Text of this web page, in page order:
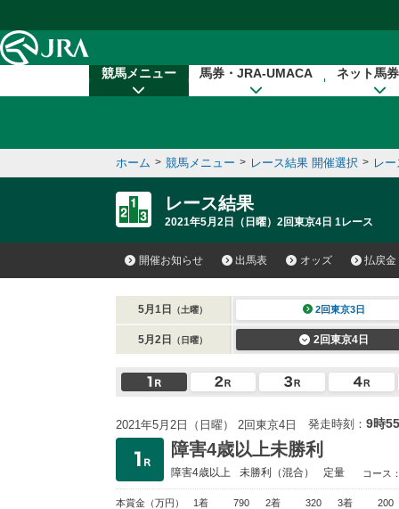
競馬メニュー 馬券・JRA-UMACA ネット馬
ホーム > 競馬メニュー > レース結果 開催選択 > レ
レース結果
2021年5月2日（日曜）2回東京4日 1レース
開催お知らせ 出馬表 オッズ 払戻金
5月1日 （土曜） 2回東京3日
5月2日 （日曜） 2回東京4日
2021年5月2日（日曜） 2回東京4日 発走時刻： 9時
障害4歳以上未勝利
障害4歳以上 未勝利 （混合） 定量 コース
本賞金 （万円） 1着 790 2着 320 3着 200